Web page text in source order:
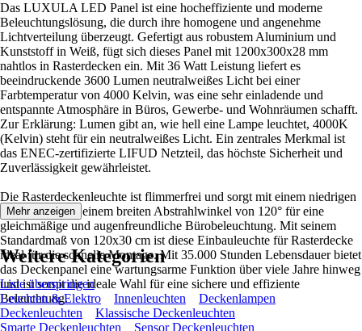
Das LUXULA LED Panel ist eine hocheffiziente und moderne
Beleuchtungslösung, die durch ihre homogene und angenehme
Lichtverteilung überzeugt. Gefertigt aus robustem Aluminium und
Kunststoff in Weiß, fügt sich dieses Panel mit 1200x300x28 mm
nahtlos in Rasterdecken ein. Mit 36 Watt Leistung liefert es
beeindruckende 3600 Lumen neutralweißes Licht bei einer
Farbtemperatur von 4000 Kelvin, was eine sehr einladende und
entspannte Atmosphäre in Büros, Gewerbe- und Wohnräumen schafft.
Zur Erklärung: Lumen gibt an, wie hell eine Lampe leuchtet, 4000K
(Kelvin) steht für ein neutralweißes Licht. Ein zentrales Merkmal ist
das ENEC-zertifizierte LIFUD Netzteil, das höchste Sicherheit und
Zuverlässigkeit gewährleistet.
Die Rasterdeckenleuchte ist flimmerfrei und sorgt mit einem niedrigen
UGR-Wert und einem breiten Abstrahlwinkel von 120° für eine
gleichmäßige und augenfreundliche Bürobeleuchtung. Mit seinem
Standardmaß von 120x30 cm ist diese Einbauleuchte für Rasterdecke
ideal für die schnelle Montage. Mit 35.000 Stunden Lebensdauer bietet
das Deckenpanel eine wartungsarme Funktion über viele Jahre hinweg
und ist somit die ideale Wahl für eine sichere und effiziente
Beleuchtung.
Mehr anzeigen
Weitere Kategorien
Liste überspringen
Leuchten & Elektro
Innenleuchten
Deckenlampen
Deckenleuchten
Klassische Deckenleuchten
Smarte Deckenleuchten
Sensor Deckenleuchten